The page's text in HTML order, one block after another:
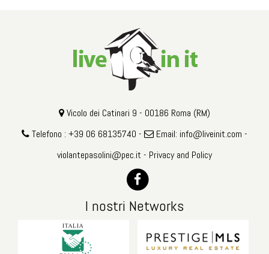
Vicolo dei Catinari 9 - 00186 Roma (RM)
Telefono : +39 06 68135740 -
Email: info@liveinit.com -
violantepasolini@pec.it - Privacy and Policy
I nostri Networks